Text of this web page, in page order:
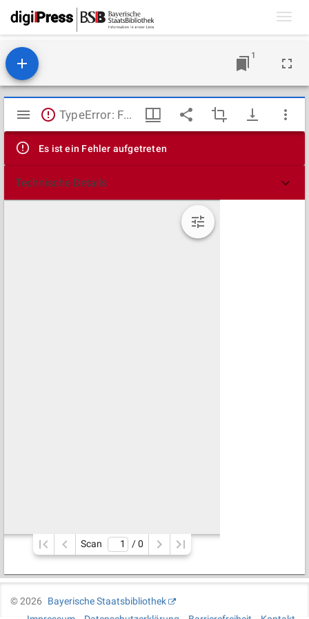
1
Mirador
Viewer
TypeError: Failed to fetch
Es ist ein Fehler aufgetreten
Technische Details
Scan / 0
©2026
Bayerische Staatsbibliothek